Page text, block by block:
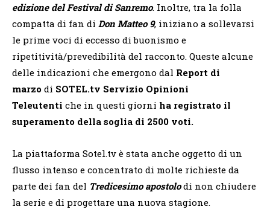
edizione del Festival di Sanremo. Inoltre, tra la folla
compatta di fan di Don Matteo 9, iniziano a sollevarsi
le prime voci di eccesso di buonismo e
ripetitività/prevedibilità del racconto. Queste alcune
delle indicazioni che emergono dal Report di
marzo di SOTEL.tv Servizio Opinioni
Teleutenti che in questi giorni ha registrato il
superamento della soglia di 2500 voti.
La piattaforma Sotel.tv è stata anche oggetto di un
flusso intenso e concentrato di molte richieste da
parte dei fan del Tredicesimo apostolodi non chiudere
la serie e di progettare una nuova stagione.